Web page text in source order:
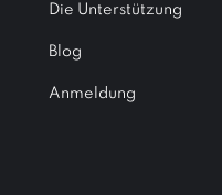
Die Unterstützung
Blog
Anmeldung